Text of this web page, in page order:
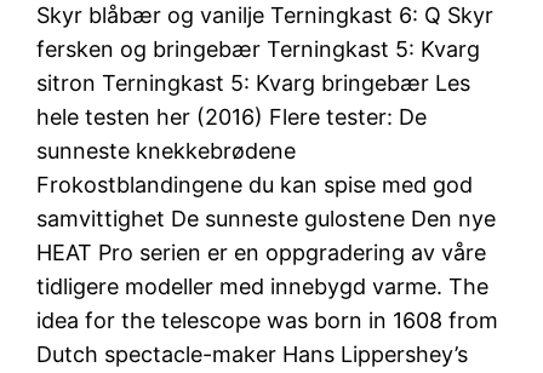
Skyr blåbær og vanilje Terningkast 6: Q Skyr
fersken og bringebær Terningkast 5: Kvarg
sitron Terningkast 5: Kvarg bringebær Les
hele testen her (2016) Flere tester: De
sunneste knekkebrødene
Frokostblandingene du kan spise med god
samvittighet De sunneste gulostene Den nye
HEAT Pro serien er en oppgradering av våre
tidligere modeller med innebygd varme. The
idea for the telescope was born in 1608 from
Dutch spectacle-maker Hans Lippershey’s